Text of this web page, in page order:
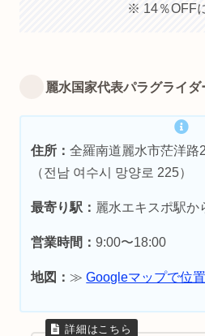
※ 14％OFF
麗水国家代表パラグライダ
住所：全羅南道麗水市茫洋路
（전남 여수시 망양로 225）
最寄り駅： 麗水エキスポ駅か
営業時間：9:00〜18:00
地図：≫Googleマップで位